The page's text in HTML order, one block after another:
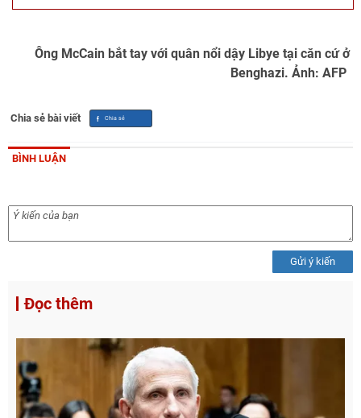
Ông McCain bắt tay với quân nổi dậy Libye tại căn cứ ở
Benghazi. Ảnh: AFP
Chia sẻ bài viết
BÌNH LUẬN
Gửi ý kiến
Đọc thêm